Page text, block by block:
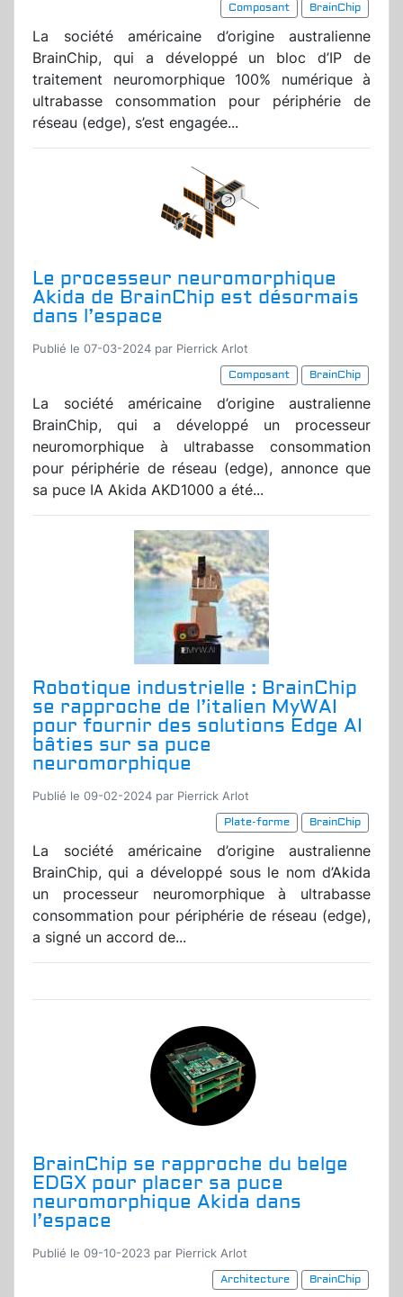
Composant
BrainChip
La société américaine d’origine australienne
BrainChip, qui a développé un bloc d’IP de
traitement neuromorphique 100% numérique à
ultrabasse consommation pour périphérie de
réseau (edge), s’est engagée...
Le processeur neuromorphique
Akida de BrainChip est désormais
dans l’espace
Publié le 07-03-2024 par Pierrick Arlot
Composant
BrainChip
La société américaine d’origine australienne
BrainChip, qui a développé un processeur
neuromorphique à ultrabasse consommation
pour périphérie de réseau (edge), annonce que
sa puce IA Akida AKD1000 a été...
Robotique industrielle : BrainChip
se rapproche de l’italien MyWAI
pour fournir des solutions Edge AI
bâties sur sa puce
neuromorphique
Publié le 09-02-2024 par Pierrick Arlot
Plate-forme
BrainChip
La société américaine d’origine australienne
BrainChip, qui a développé sous le nom d’Akida
un processeur neuromorphique à ultrabasse
consommation pour périphérie de réseau (edge),
a signé un accord de...
BrainChip se rapproche du belge
EDGX pour placer sa puce
neuromorphique Akida dans
l’espace
Publié le 09-10-2023 par Pierrick Arlot
Architecture
BrainChip